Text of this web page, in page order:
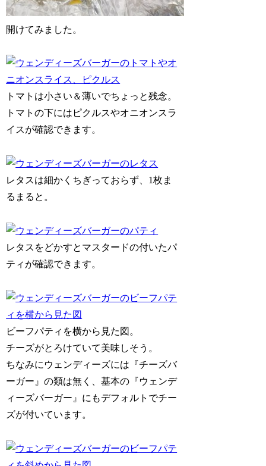
開けてみました。
トマトは小さい＆薄いでちょっと残念。
トマトの下にはピクルスやオニオンスラ
イスが確認できます。
レタスは細かくちぎっておらず、1枚ま
るまると。
レタスをどかすとマスタードの付いたパ
ティが確認できます。
ビーフパティを横から見た図。
チーズがとろけていて美味しそう。
ちなみにウェンディーズには『チーズバ
ーガー』の類は無く、基本の『ウェンデ
ィーズバーガー』にもデフォルトでチー
ズが付いています。